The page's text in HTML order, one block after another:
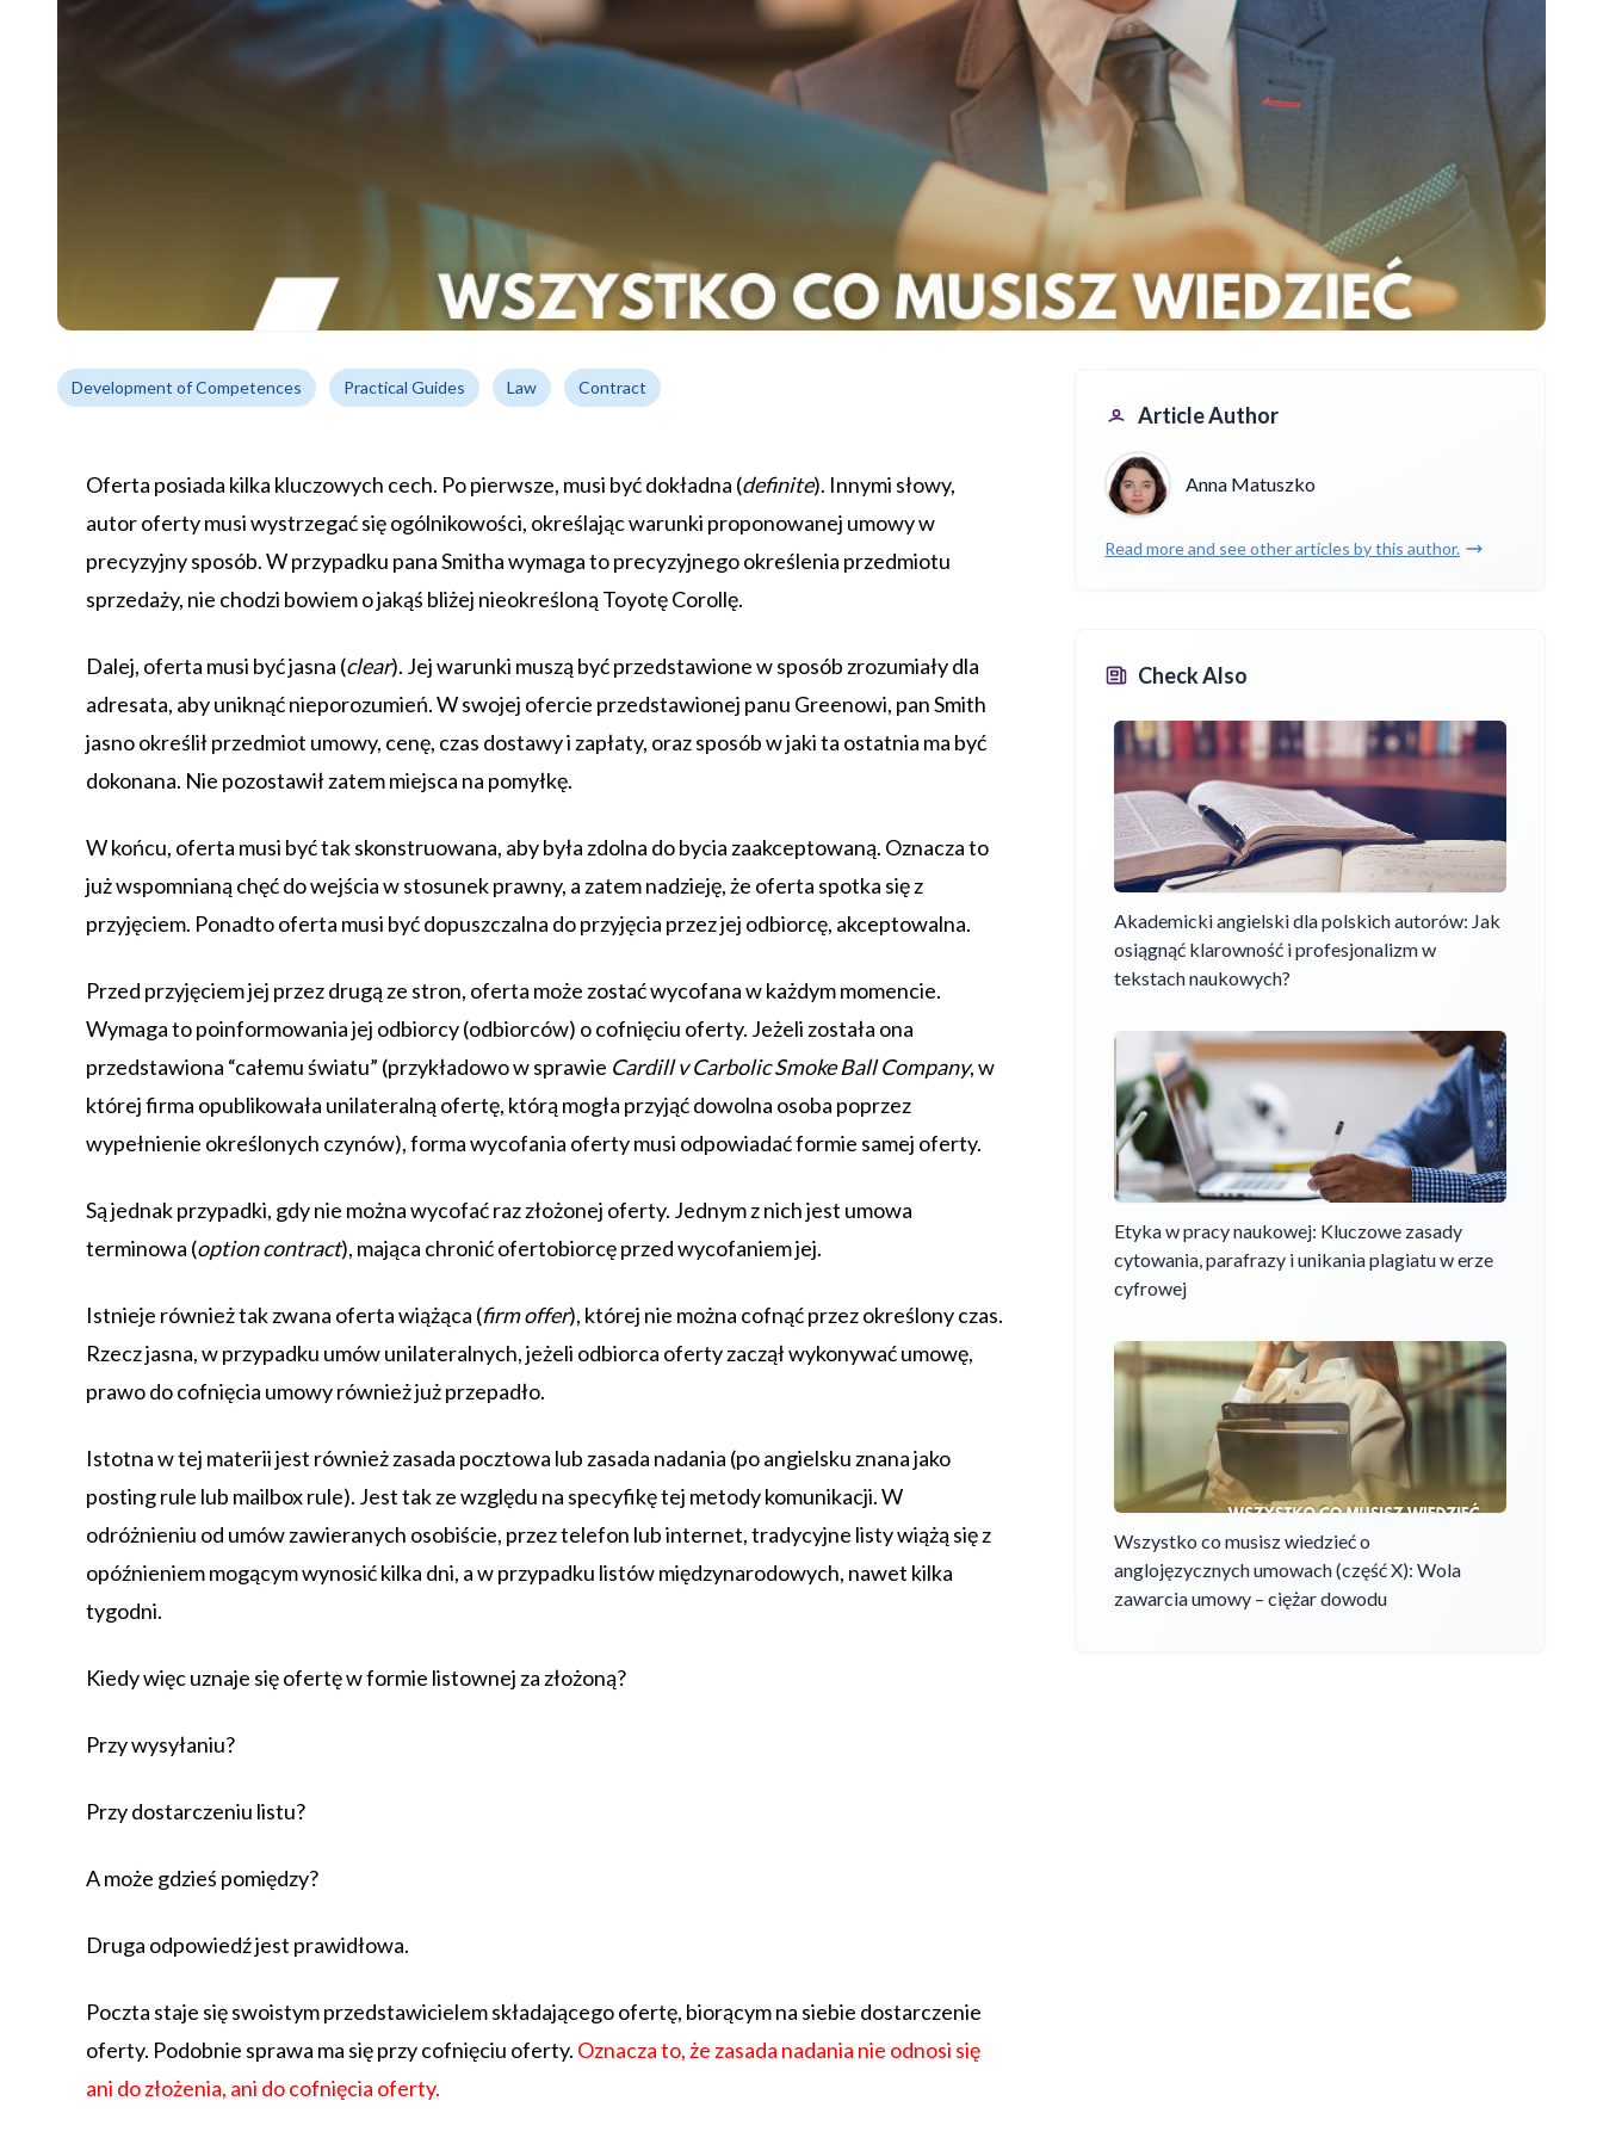
Development of Competences Practical Guides Law Contract
Oferta posiada kilka kluczowych cech. Po pierwsze, musi być dokładna (definite). Innymi słowy,
autor oferty musi wystrzegać się ogólnikowości, określając warunki proponowanej umowy w
precyzyjny sposób. W przypadku pana Smitha wymaga to precyzyjnego określenia przedmiotu
sprzedaży, nie chodzi bowiem o jakąś bliżej nieokreśloną Toyotę Corollę.
Dalej, oferta musi być jasna (clear). Jej warunki muszą być przedstawione w sposób zrozumiały dla
adresata, aby uniknąć nieporozumień. W swojej ofercie przedstawionej panu Greenowi, pan Smith
jasno określił przedmiot umowy, cenę, czas dostawy i zapłaty, oraz sposób w jaki ta ostatnia ma być
dokonana. Nie pozostawił zatem miejsca na pomyłkę.
W końcu, oferta musi być tak skonstruowana, aby była zdolna do bycia zaakceptowaną. Oznacza to
już wspomnianą chęć do wejścia w stosunek prawny, a zatem nadzieję, że oferta spotka się z
przyjęciem. Ponadto oferta musi być dopuszczalna do przyjęcia przez jej odbiorcę, akceptowalna.
Przed przyjęciem jej przez drugą ze stron, oferta może zostać wycofana w każdym momencie.
Wymaga to poinformowania jej odbiorcy (odbiorców) o cofnięciu oferty. Jeżeli została ona
przedstawiona “całemu światu” (przykładowo w sprawie Cardill v Carbolic Smoke Ball Company, w
której firma opublikowała unilateralną ofertę, którą mogła przyjąć dowolna osoba poprzez
wypełnienie określonych czynów), forma wycofania oferty musi odpowiadać formie samej oferty.
Są jednak przypadki, gdy nie można wycofać raz złożonej oferty. Jednym z nich jest umowa
terminowa (option contract), mająca chronić ofertobiorcę przed wycofaniem jej.
Istnieje również tak zwana oferta wiążąca (firm offer), której nie można cofnąć przez określony czas.
Rzecz jasna, w przypadku umów unilateralnych, jeżeli odbiorca oferty zaczął wykonywać umowę,
prawo do cofnięcia umowy również już przepadło.
Istotna w tej materii jest również zasada pocztowa lub zasada nadania (po angielsku znana jako
posting rule lub mailbox rule). Jest tak ze względu na specyfikę tej metody komunikacji. W
odróżnieniu od umów zawieranych osobiście, przez telefon lub internet, tradycyjne listy wiążą się z
opóźnieniem mogącym wynosić kilka dni, a w przypadku listów międzynarodowych, nawet kilka
tygodni.
Kiedy więc uznaje się ofertę w formie listownej za złożoną?
Przy wysyłaniu?
Przy dostarczeniu listu?
A może gdzieś pomiędzy?
Druga odpowiedź jest prawidłowa.
Poczta staje się swoistym przedstawicielem składającego ofertę, biorącym na siebie dostarczenie
oferty. Podobnie sprawa ma się przy cofnięciu oferty. Oznacza to, że zasada nadania nie odnosi się
ani do złożenia, ani do cofnięcia oferty.
Article Author
Anna Matuszko
Read more and see other articles by this author.
Check Also
Akademicki angielski dla polskich autorów: Jak
osiągnąć klarowność i profesjonalizm w
tekstach naukowych?
Etyka w pracy naukowej: Kluczowe zasady
cytowania, parafrazy i unikania plagiatu w erze
cyfrowej
Wszystko co musisz wiedzieć o
anglojęzycznych umowach (część X): Wola
zawarcia umowy – ciężar dowodu